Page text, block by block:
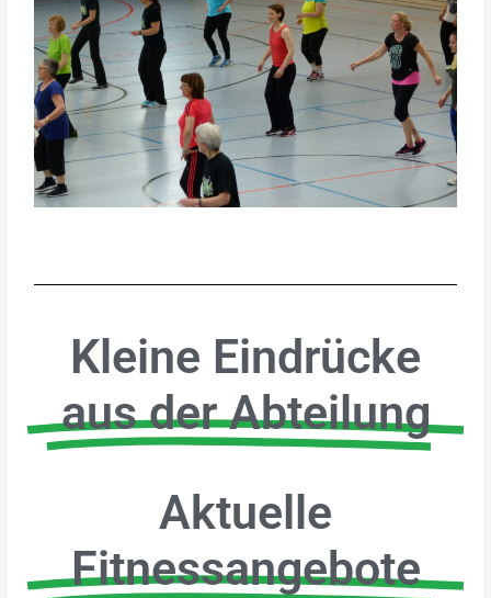
Kleine Eindrücke
aus der Abteilung
Aktuelle
Fitnessangebote